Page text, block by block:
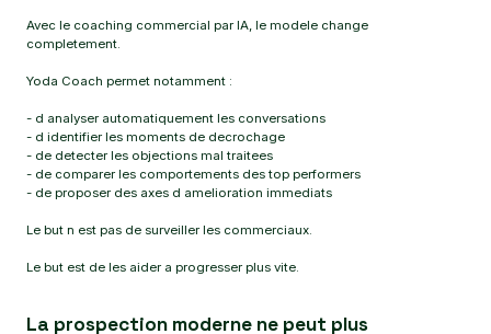
Avec le coaching commercial par IA, le modele change
completement.
Yoda Coach permet notamment :
- d analyser automatiquement les conversations
- d identifier les moments de decrochage
- de detecter les objections mal traitees
- de comparer les comportements des top performers
- de proposer des axes d amelioration immediats
Le but n est pas de surveiller les commerciaux.
Le but est de les aider a progresser plus vite.
La prospection moderne ne peut plus